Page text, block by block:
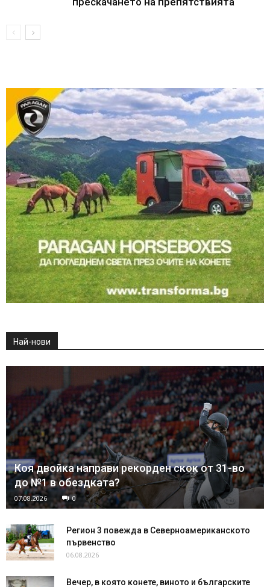
Най-нови
Коя двойка направи рекорден скок от 31-во
до №1 в обездката?
07.08.2026 0
Регион 3 повежда в Северноамериканското
първенство
06.08.2026
Вечер, в която конете, виното и българските